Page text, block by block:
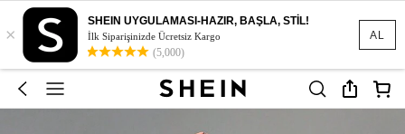
AL
×
SHEIN UYGULAMASI-HAZIR, BAŞLA, STİL!
İlk Siparişinizde Ücretsiz Kargo
(5,000)